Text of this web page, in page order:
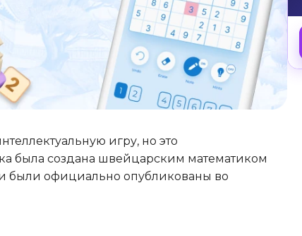
игру, но это
была создана швейцарским математиком
были официально опубликованы во